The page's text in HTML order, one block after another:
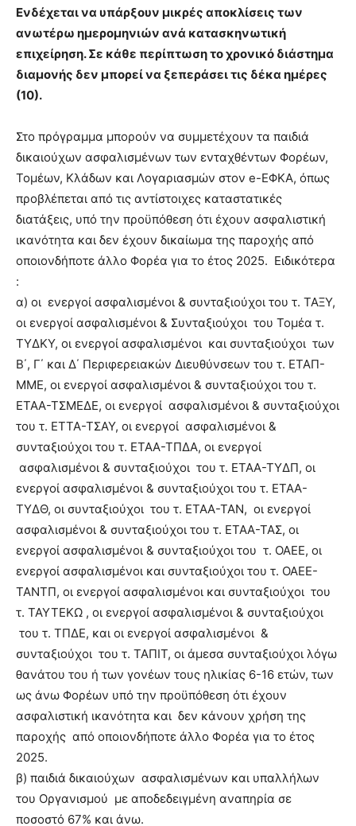
Ενδέχεται να υπάρξουν μικρές αποκλίσεις των
ανωτέρω ημερομηνιών ανά κατασκηνωτική
επιχείρηση. Σε κάθε περίπτωση το χρονικό διάστημα
διαμονής δεν μπορεί να ξεπεράσει τις δέκα ημέρες
(10).
Στο πρόγραμμα μπορούν να συμμετέχουν τα παιδιά
δικαιούχων ασφαλισμένων των ενταχθέντων Φορέων,
Τομέων, Κλάδων και Λογαριασμών στον e-ΕΦΚΑ, όπως
προβλέπεται από τις αντίστοιχες καταστατικές
διατάξεις, υπό την προϋπόθεση ότι έχουν ασφαλιστική
ικανότητα και δεν έχουν δικαίωμα της παροχής από
οποιονδήποτε άλλο Φορέα για το έτος 2025. Ειδικότερα
:
α) οι ενεργοί ασφαλισμένοι & συνταξιούχοι του τ. ΤΑΞΥ,
οι ενεργοί ασφαλισμένοι & Συνταξιούχοι του Τομέα τ.
ΤΥΔΚΥ, οι ενεργοί ασφαλισμένοι και συνταξιούχοι των
Β΄, Γ΄ και Δ΄ Περιφερειακών Διευθύνσεων του τ. ΕΤΑΠ-
ΜΜΕ, οι ενεργοί ασφαλισμένοι & συνταξιούχοι του τ.
ΕΤΑΑ-ΤΣΜΕΔΕ, οι ενεργοί ασφαλισμένοι & συνταξιούχοι
του τ. ΕΤΤΑ-ΤΣΑΥ, οι ενεργοί ασφαλισμένοι &
συνταξιούχοι του τ. ΕΤΑΑ-ΤΠΔΑ, οι ενεργοί
ασφαλισμένοι & συνταξιούχοι του τ. ΕΤΑΑ-ΤΥΔΠ, οι
ενεργοί ασφαλισμένοι & συνταξιούχοι του τ. ΕΤΑΑ-
ΤΥΔΘ, οι συνταξιούχοι του τ. ΕΤΑΑ-ΤΑΝ, οι ενεργοί
ασφαλισμένοι & συνταξιούχοι του τ. ΕΤΑΑ-ΤΑΣ, οι
ενεργοί ασφαλισμένοι & συνταξιούχοι του τ. ΟΑΕΕ, οι
ενεργοί ασφαλισμένοι και συνταξιούχοι του τ. ΟΑΕΕ-
ΤΑΝΤΠ, οι ενεργοί ασφαλισμένοι και συνταξιούχοι του
τ. ΤΑΥΤΕΚΩ , οι ενεργοί ασφαλισμένοι & συνταξιούχοι
του τ. ΤΠΔΕ, και οι ενεργοί ασφαλισμένοι &
συνταξιούχοι του τ. ΤΑΠΙΤ, οι άμεσα συνταξιούχοι λόγω
θανάτου του ή των γονέων τους ηλικίας 6-16 ετών, των
ως άνω Φορέων υπό την προϋπόθεση ότι έχουν
ασφαλιστική ικανότητα και δεν κάνουν χρήση της
παροχής από οποιονδήποτε άλλο Φορέα για το έτος
2025.
β) παιδιά δικαιούχων ασφαλισμένων και υπαλλήλων
του Οργανισμού με αποδεδειγμένη αναπηρία σε
ποσοστό 67% και άνω.